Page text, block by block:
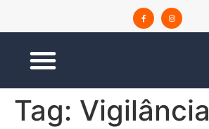
Tag: Vigilância